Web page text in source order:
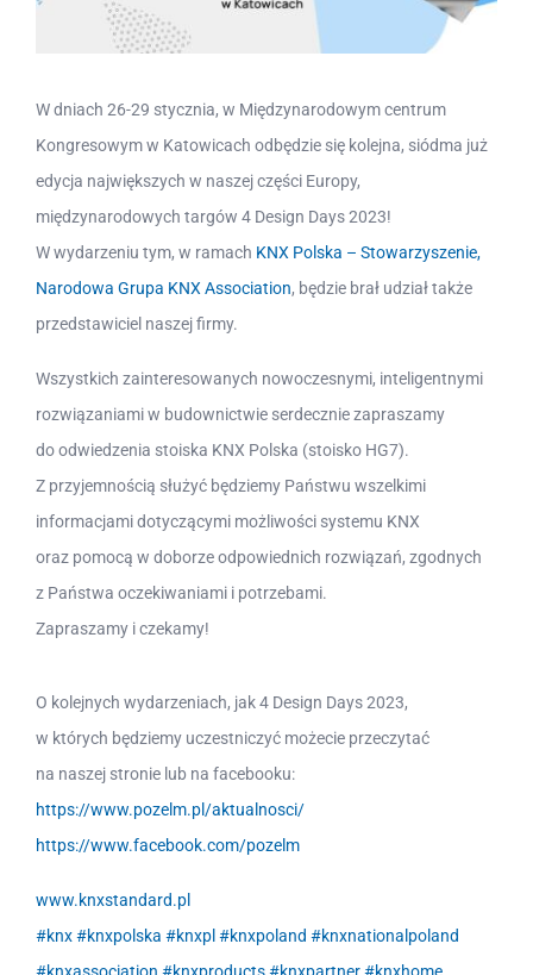
W dniach 26-29 stycznia, w Międzynarodowym centrum
Kongresowym w Katowicach odbędzie się kolejna, siódma już
edycja największych w naszej części Europy,
międzynarodowych targów 4 Design Days 2023!
W wydarzeniu tym, w ramach KNX Polska – Stowarzyszenie,
Narodowa Grupa KNX Association, będzie brał udział także
przedstawiciel naszej firmy.
Wszystkich zainteresowanych nowoczesnymi, inteligentnymi
rozwiązaniami w budownictwie serdecznie zapraszamy
do odwiedzenia stoiska KNX Polska (stoisko HG7).
Z przyjemnością służyć będziemy Państwu wszelkimi
informacjami dotyczącymi możliwości systemu KNX
oraz pomocą w doborze odpowiednich rozwiązań, zgodnych
z Państwa oczekiwaniami i potrzebami.
Zapraszamy i czekamy!
O kolejnych wydarzeniach, jak4 Design Days 2023,
w których będziemy uczestniczyć możecie przeczytać
na naszej stronie lub na facebooku:
https://www.pozelm.pl/aktualnosci/
https://www.facebook.com/pozelm
www.knxstandard.pl
#knx#knxpolska #knxpl #knxpoland #knxnationalpoland
#knxassociation #knxproducts#knxpartner#knxhome